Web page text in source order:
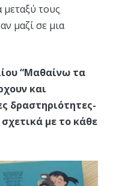
μεταξύ τους
μαζί σε μια
“Μαθαίνω τα
και
δραστηριότητες-
με το κάθε